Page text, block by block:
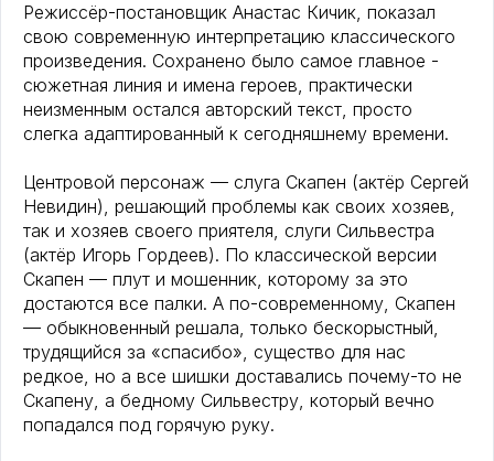
Режиссёр-постановщик Анастас Кичик, показал
свою современную интерпретацию классического
произведения. Сохранено было самое главное -
сюжетная линия и имена героев, практически
неизменным остался авторский текст, просто
слегка адаптированный к сегодняшнему времени.
Центровой персонаж — слуга Скапен (актёр Сергей
Невидин), решающий проблемы как своих хозяев,
так и хозяев своего приятеля, слуги Сильвестра
(актёр Игорь Гордеев). По классической версии
Скапен — плут и мошенник, которому за это
достаются все палки. А по-современному, Скапен
— обыкновенный решала, только бескорыстный,
трудящийся за «спасибо», существо для нас
редкое, но а все шишки доставались почему-то не
Скапену, а бедному Сильвестру, который вечно
попадался под горячую руку.